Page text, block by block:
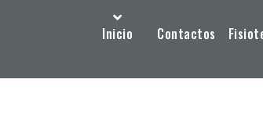
Inicio Contactos